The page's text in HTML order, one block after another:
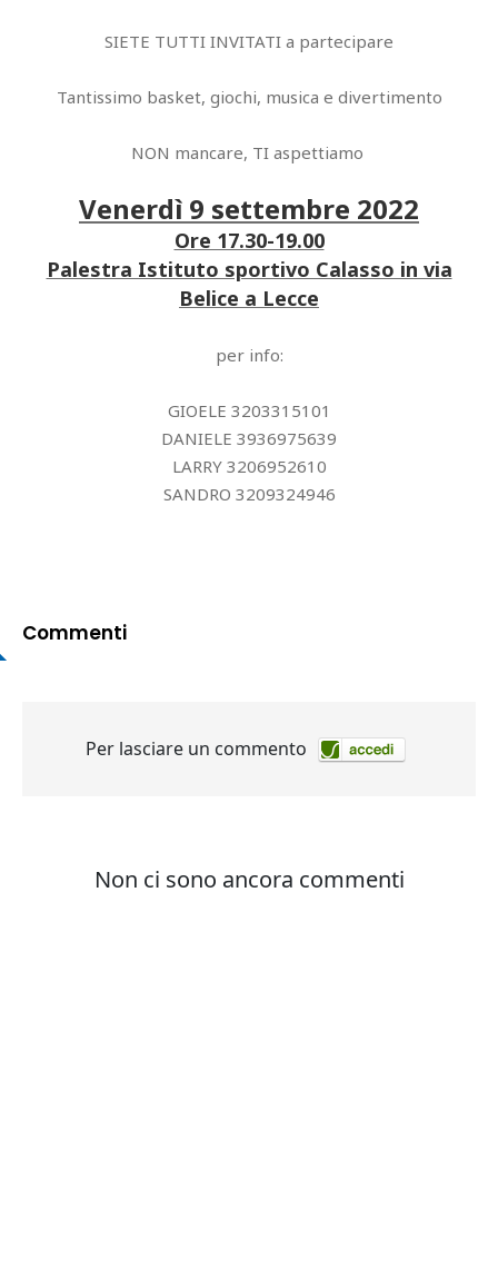
SIETE TUTTI INVITATI a partecipare
Tantissimo basket, giochi, musica e divertimento
NON mancare, TI aspettiamo ️️
Venerdì 9 settembre 2022
Ore 17.30-19.00
Palestra Istituto sportivo Calasso in via
Belice a Lecce
per info:
GIOELE 3203315101
DANIELE 3936975639
LARRY 3206952610
SANDRO 3209324946
Commenti